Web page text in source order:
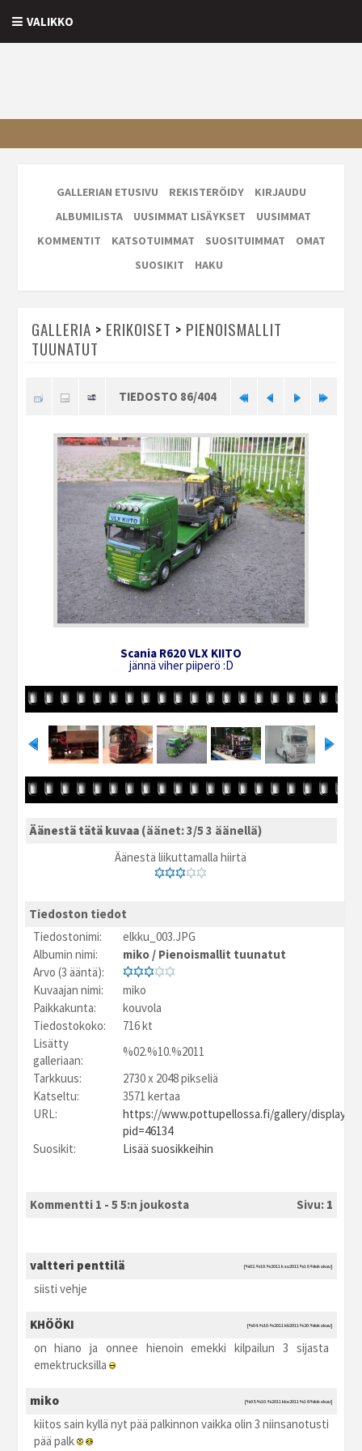
VALIKKO
GALLERIAN ETUSIVU REKISTERÖIDY
KIRJAUDU
ALBUMILISTA
UUSIMMAT LISÄYKSET
UUSIMMAT
KOMMENTIT
KATSOTUIMMAT SUOSITUIMMAT
OMAT
SUOSIKIT
HAKU
GALLERIA > ERIKOISET > PIENOISMALLIT
TUUNATUT
TIEDOSTO 86/404
Scania R620 VLX KIITO
jännä viher piiperö :D
Äänestä tätä kuvaa (äänet: 3/5 3 äänellä)
Äänestä liikuttamalla hiirtä
Tiedoston tiedot
Tiedostonimi:
elkku_003.JPG
Albumin nimi:
miko / Pienoismallit tuunatut
Arvo (3 ääntä):
Kuvaajan nimi:
miko
Paikkakunta:
kouvola
Tiedostokoko:
716 kt
Lisätty
galleriaan:
%02.%10.%2011
Tarkkuus:
2730 x 2048 pikseliä
Katseltu:
3571 kertaa
URL:
https://www.pottupellossa.fi/gallery/
pid=46134
Suosikit:
Lisää suosikkeihin
Kommentti 1 - 5 5:n joukosta Sivu: 1
valtteri penttilä [%02.%10.%2011 ksu2011 %18:%lokakuu]
siisti vehje
KHÖÖKI [%04.%10.%2011 kti2011 %20:%lokakuu]
on hiano ja onnee hienoin emekki kilpailun 3 sijasta
emektrucksilla
miko [%05.%10.%2011 kke2011 %16:%lokakuu]
kiitos sain kyllä nyt pää palkinnon vaikka olin 3 niinsanotusti
pää palk